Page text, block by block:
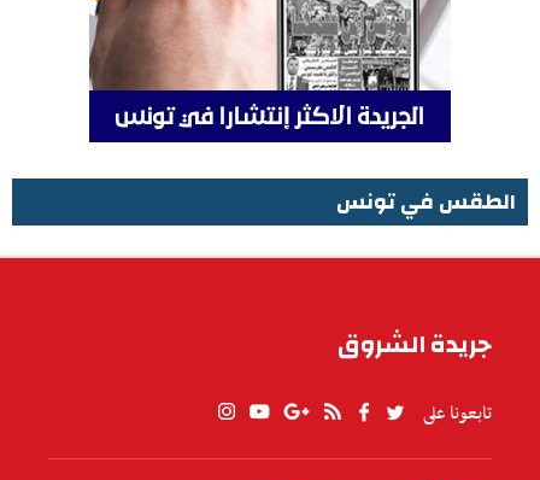
الطقس في تونس
جريدة الشروق
تابعونا على